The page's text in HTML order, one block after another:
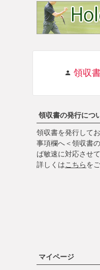
領収
領収書の発行につ
領収書を発行して
事項欄へ＜領収書
ば敏速に対応させ
詳しくはこちらを
マイページ